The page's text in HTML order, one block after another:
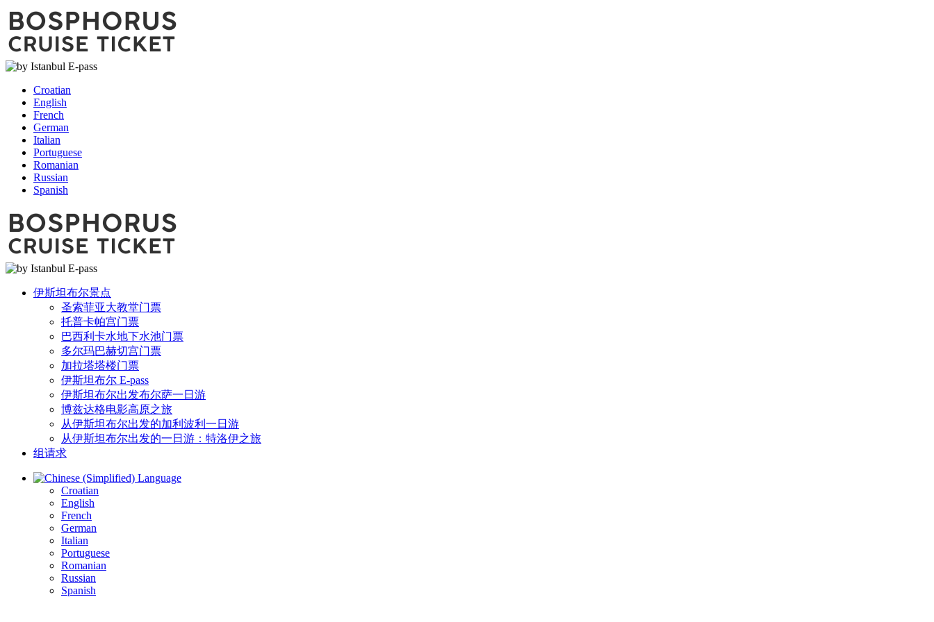
Croatian
English
French
German
Italian
Portuguese
Romanian
Russian
Spanish
伊斯坦布尔景点
圣索菲亚大教堂门票
托普卡帕宫门票
巴西利卡水地下水池门票
多尔玛巴赫切宫门票
加拉塔塔楼门票
伊斯坦布尔 E-pass
伊斯坦布尔出发布尔萨一日游
博兹达格电影高原之旅
从伊斯坦布尔出发的加利波利一日游
从伊斯坦布尔出发的一日游：特洛伊之旅
组请求
Language
Croatian
English
French
German
Italian
Portuguese
Romanian
Russian
Spanish